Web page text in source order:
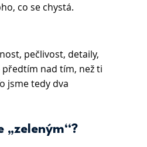
co se chystá.
pečlivost, detaily,
předtím nad tím, než ti
jsme tedy dva
„zeleným“?